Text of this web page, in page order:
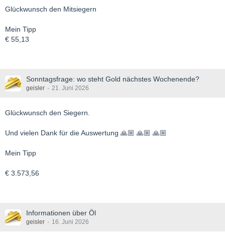
Glückwunsch den Mitsiegern
Mein Tipp
€ 55,13
Sonntagsfrage: wo steht Gold nächstes Wochenende?
geisler 21. Juni 2026
Glückwunsch den Siegern.
Und vielen Dank für die Auswertung 🙏🏼 🙏🏼 🙏🏼
Mein Tipp
€ 3.573,56
Informationen über Öl
geisler 16. Juni 2026